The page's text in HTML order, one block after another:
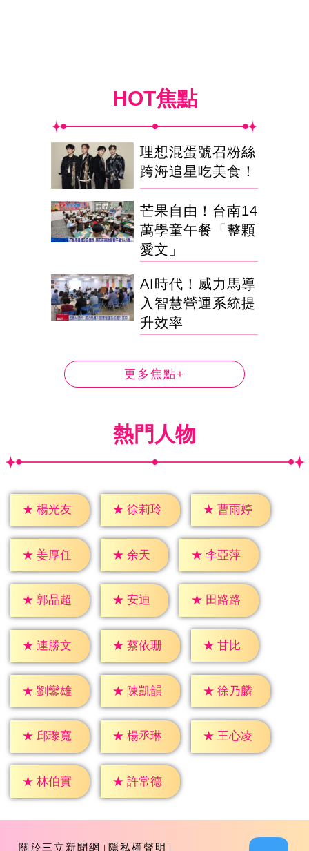
HOT焦點
理想混蛋號召粉絲
跨海追星吃美食！
芒果自由！台南14
萬學童午餐「整顆
愛文」
AI時代！威力馬導
入智慧營運系統提
升效率
更多焦點+
熱門人物
★ 楊光友 ★ 徐莉玲 ★ 曹雨婷
★ 姜厚任 ★ 余天 ★ 李亞萍
★ 郭品超 ★ 安迪 ★ 田路路
★ 連勝文 ★ 蔡依珊 ★ 甘比
★ 劉鑾雄 ★ 陳凱韻 ★ 徐乃麟
★ 邱瓈寬 ★ 楊丞琳 ★ 王心凌
★ 林伯實 ★ 許常德
關於三立新聞網 隱私權聲明